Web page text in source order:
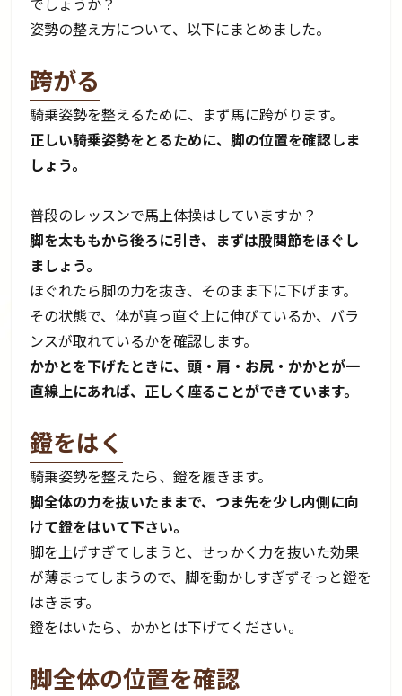
姿勢の整え方について、以下にまとめました。
跨がる
騎乗姿勢を整えるために、まず馬に跨がります。
正しい騎乗姿勢をとるために、脚の位置を確認しま
しょう。
普段のレッスンで馬上体操はしていますか？
脚を太ももから後ろに引き、まずは股関節をほぐし
ましょう。
ほぐれたら脚の力を抜き、そのまま下に下げます。
その状態で、体が真っ直ぐ上に伸びているか、バラ
ンスが取れているかを確認します。
かかとを下げたときに、頭・肩・お尻・かかとが一
直線上にあれば、正しく座ることができています。
鐙をはく
騎乗姿勢を整えたら、鐙を履きます。
脚全体の力を抜いたままで、つま先を少し内側に向
けて鐙をはいて下さい。
脚を上げすぎてしまうと、せっかく力を抜いた効果
が薄まってしまうので、脚を動かしすぎずそっと鐙を
はきます。
鐙をはいたら、かかとは下げてください。
脚全体の位置を確認